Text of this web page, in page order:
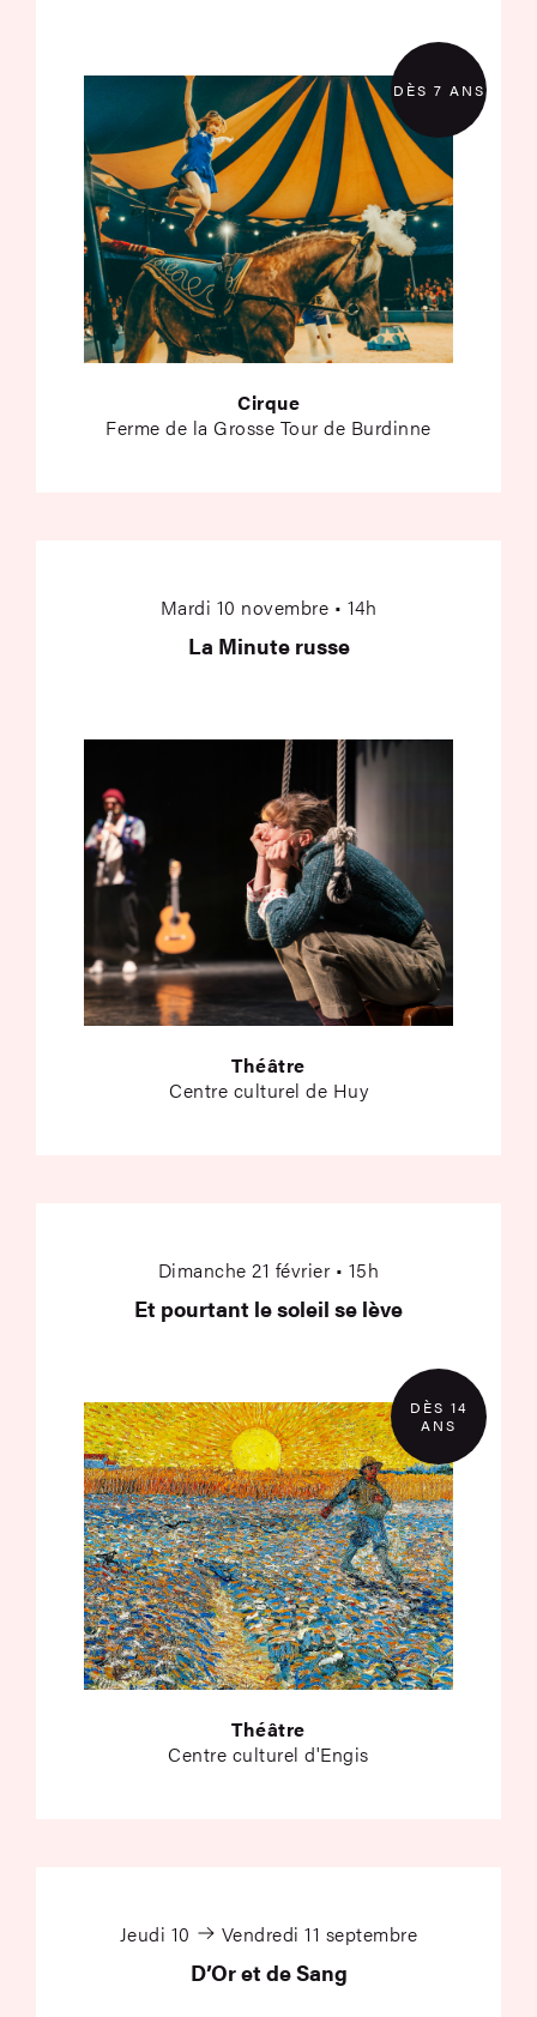
DÈS 7 ANS
Cirque
Ferme de la Grosse Tour de Burdinne
Mardi 10 novembre • 14h
La Minute russe
Théâtre
Centre culturel de Huy
Dimanche 21 février • 15h
Et pourtant le soleil se lève
DÈS 14
ANS
Théâtre
Centre culturel d'Engis
Jeudi 10 Vendredi 11 septembre
D’Or et de Sang